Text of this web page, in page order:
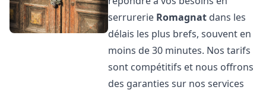
serrurerie Romagnat dans les
délais les plus brefs, souvent en
moins de 30 minutes. Nos tarifs
sont compétitifs et nous offrons
des garanties sur nos services